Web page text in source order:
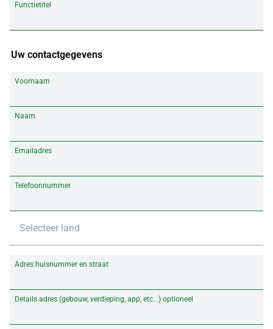
Functietitel
Uw contactgegevens
Voornaam
Naam
Emailadres
Telefoonnummer
Selecteer land
Adres huisnummer en straat
Details adres (gebouw, verdieping, app, etc...) optioneel